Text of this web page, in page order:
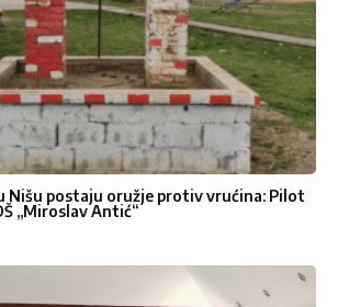
Nišu postaju oružje protiv vrućina: Pilot
„Miroslav Antić“